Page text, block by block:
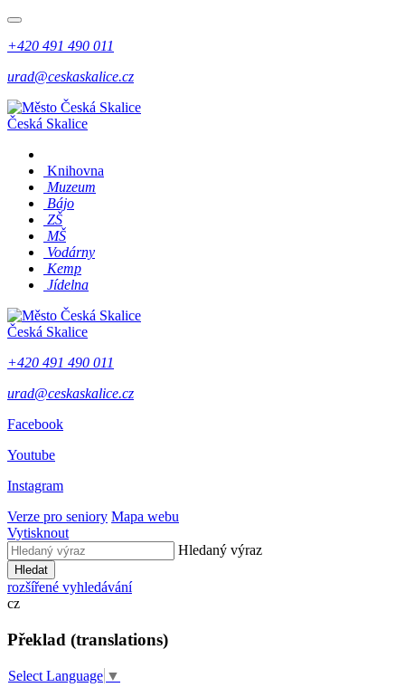
+420 491 490 011
urad@ceskaskalice.cz
Česká Skalice
Knihovna
Muzeum
Bájo
ZŠ
MŠ
Vodárny
Kemp
Jídelna
Česká Skalice
+420 491 490 011
urad@ceskaskalice.cz
Facebook
Youtube
Instagram
Verze pro seniory Mapa webu
Vytisknout
Hledaný výraz
Hledat
rozšířené vyhledávání
cz
Překlad (translations)
Select Language ▼